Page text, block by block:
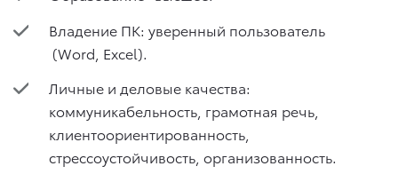
Владение ПК: уверенный пользователь
(Word, Excel).
Личные и деловые качества:
коммуникабельность, грамотная речь,
клиентоориентированность,
стрессоустойчивость, организованность.